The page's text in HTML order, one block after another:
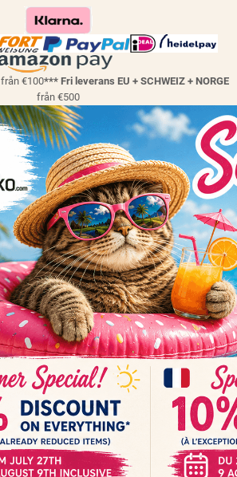
från €100*** Fri leverans EU + SCHWEIZ + NORGE
från €500